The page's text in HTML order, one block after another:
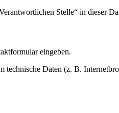
Stelle“ in dieser
eingeben.
Daten (z. B.